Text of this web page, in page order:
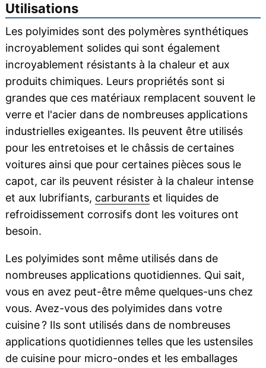
Utilisations
Les polyimides sont des polymères synthétiques
incroyablement solides qui sont également
incroyablement résistants à la chaleur et aux
produits chimiques. Leurs propriétés sont si
grandes que ces matériaux remplacent souvent le
verre et l'acier dans de nombreuses applications
industrielles exigeantes. Ils peuvent être utilisés
pour les entretoises et le châssis de certaines
voitures ainsi que pour certaines pièces sous le
capot, car ils peuvent résister à la chaleur intense
et aux lubrifiants, carburantset liquides de
refroidissement corrosifs dont les voitures ont
besoin.
Les polyimides sont même utilisés dans de
nombreuses applications quotidiennes. Qui sait,
vous en avez peut-être même quelques-uns chez
vous. Avez-vous des polyimides dans votre
cuisine ? Ils sont utilisés dans de nombreuses
applications quotidiennes telles que les ustensiles
de cuisine pour micro-ondes et les emballages